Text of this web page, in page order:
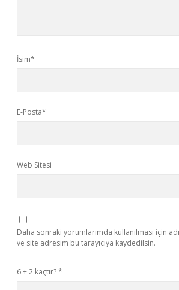
İsim*
E-Posta*
Web Sitesi
Daha sonraki yorumlarımda kullanılması için
ve site adresim bu tarayıcıya kaydedilsin.
6 + 2 kaçtır?*